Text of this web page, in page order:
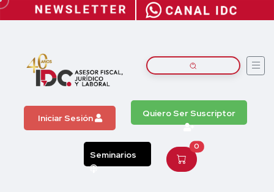
Iniciar Sesión Quiero Ser Suscriptor
Seminarios
0